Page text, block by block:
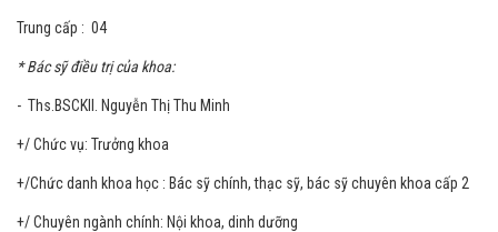
Trung cấp : 04
* Bác sỹ điều trị của khoa:
- Ths.BSCKII. Nguyễn Thị Thu Minh
+/ Chức vụ: Trưởng khoa
+/Chức danh khoa học : Bác sỹ chính, thạc sỹ, bác sỹ chuyên khoa cấp 2
+/ Chuyên ngành chính: Nội khoa, dinh dưỡng